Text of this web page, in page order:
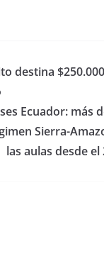
destina
Ecuador: más
Sierra-
las aulas desde